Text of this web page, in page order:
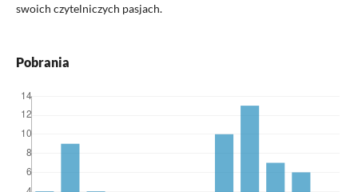
swoich czytelniczych pasjach.
Pobrania